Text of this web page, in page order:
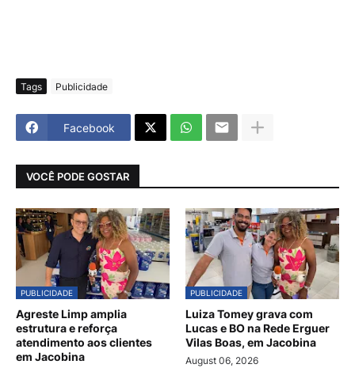
Tags Publicidade
Facebook
VOCÊ PODE GOSTAR
PUBLICIDADE
Agreste Limp amplia
estrutura e reforça
atendimento aos clientes
em Jacobina
PUBLICIDADE
Luiza Tomey grava com
Lucas e BO na Rede Erguer
Vilas Boas, em Jacobina
August 06, 2026